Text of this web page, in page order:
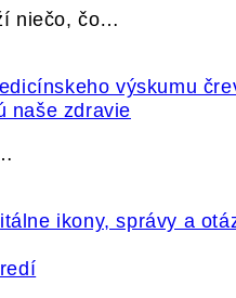
niečo, čo…
naše zdravie